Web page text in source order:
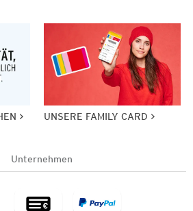
UNSERE FAMILY CARD
Unternehmen